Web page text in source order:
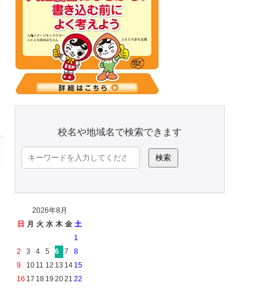
校名や地域名で検索できます
検
索:
2026年8月
日 月 火 水 木 金 土
1
2
3 4 5 6 7
8
9
10 11 12 13 14 15
16 17 18 19 2021 22